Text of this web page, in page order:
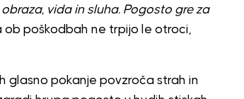
vida in sluha. Pogosto gre za
poškodbah ne trpijo le otroci,
glasno pokanje povzroča strah in